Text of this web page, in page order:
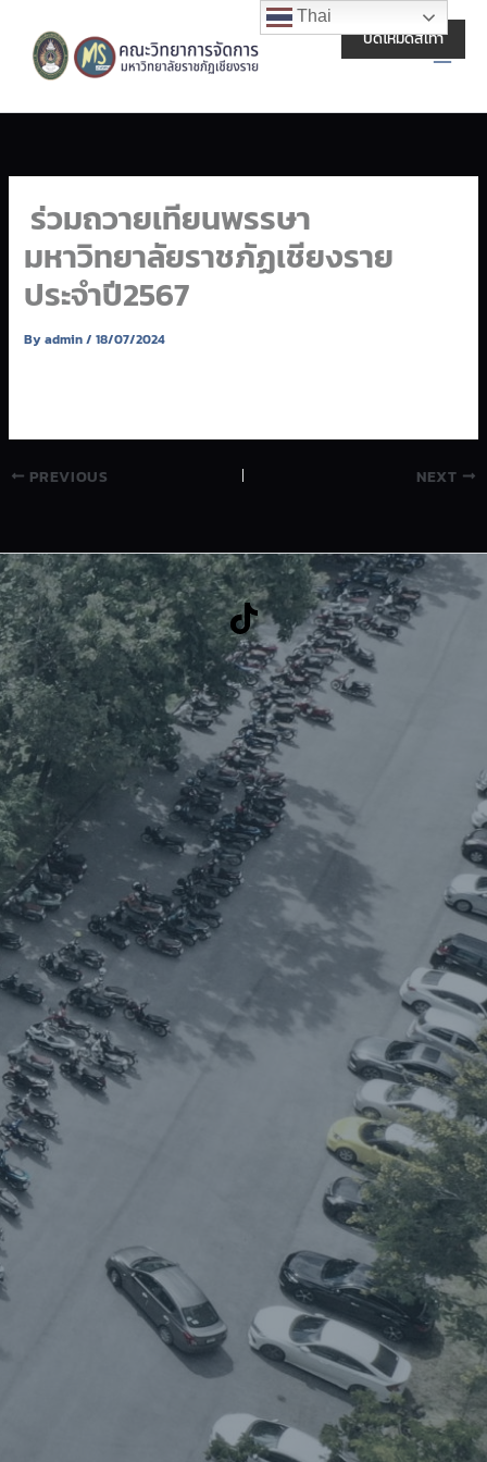
content
Main
ร่วมถวายเทียนพรรษา
มหาวิทยาลัยราชภัฏเชียงราย
ประจำปี2567
Byadmin/18/07/2024
PREVIOUS NEXT
Thai
ปิดโหมดสีเทา